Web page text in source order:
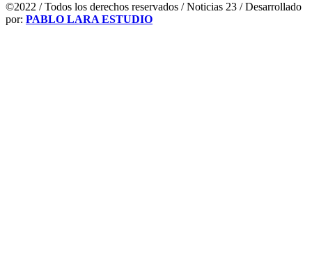
©2022 / Todos los derechos reservados / Noticias 23 / Desarrollado
por: PABLO LARA ESTUDIO